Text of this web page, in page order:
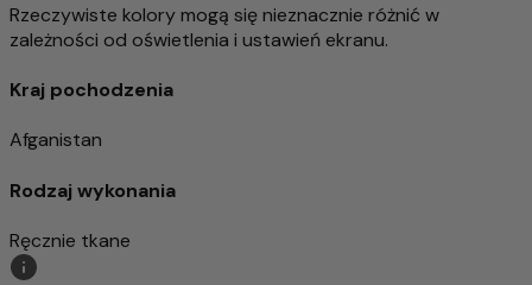
Rzeczywiste kolory mogą się nieznacznie różnić w
zależności od oświetlenia i ustawień ekranu.
Kraj pochodzenia
Afganistan
Rodzaj wykonania
Ręcznie tkane